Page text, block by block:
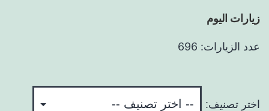
زيارات اليوم
عدد الزيارات: 696
اختر تصنيف: